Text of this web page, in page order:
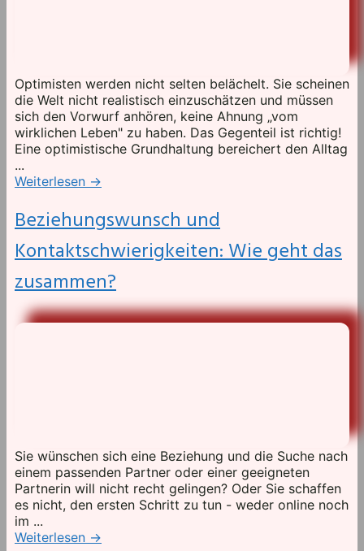
Optimisten werden nicht selten belächelt. Sie scheinen
die Welt nicht realistisch einzuschätzen und müssen
sich den Vorwurf anhören, keine Ahnung „vom
wirklichen Leben" zu haben. Das Gegenteil ist richtig!
Eine optimistische Grundhaltung bereichert den Alltag
...
Weiterlesen →
Beziehungswunsch und
Kontaktschwierigkeiten: Wie geht das
zusammen?
Sie wünschen sich eine Beziehung und die Suche nach
einem passenden Partner oder einer geeigneten
Partnerin will nicht recht gelingen? Oder Sie schaffen
es nicht, den ersten Schritt zu tun - weder online noch
im ...
Weiterlesen →